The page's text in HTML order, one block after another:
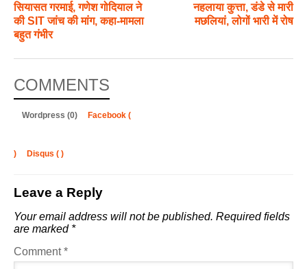
सियासत गरमाई, गणेश गोदियाल ने
की SIT जांच की मांग, कहा-मामला
बहुत गंभीर
नहलाया कुत्ता, डंडे से मारी
मछलियां, लोगों भारी में रोष
COMMENTS
Wordpress (0) Facebook (
) Disqus ( )
Leave a Reply
Your email address will not be published. Required fields
are marked *
Comment*